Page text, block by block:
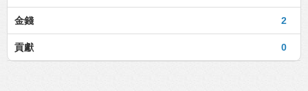
2
金錢
0
貢獻